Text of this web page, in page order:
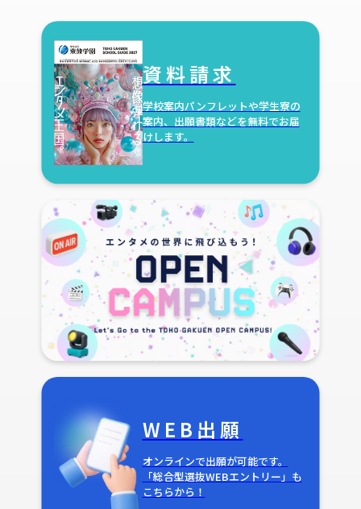
資料請求
学校案内パンフレットや学生寮の
案内、出願書類などを無料でお届
けします。
WEB出願
オンラインで出願が可能です。
「総合型選抜WEBエントリー」も
こちらから！